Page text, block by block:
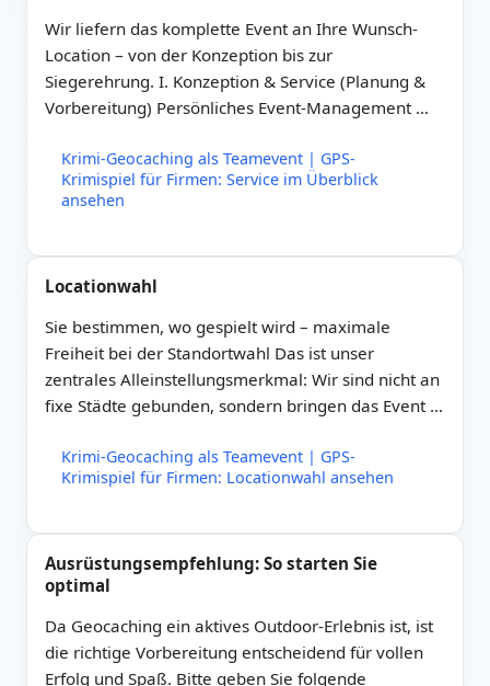
Wir liefern das komplette Event an Ihre Wunsch-
Location – von der Konzeption bis zur
Siegerehrung. I. Konzeption & Service (Planung &
Vorbereitung) Persönliches Event-Management …
Krimi-Geocaching als Teamevent | GPS-
Krimispiel für Firmen: Service im Überblick
ansehen
Locationwahl
Sie bestimmen, wo gespielt wird – maximale
Freiheit bei der Standortwahl Das ist unser
zentrales Alleinstellungsmerkmal: Wir sind nicht an
fixe Städte gebunden, sondern bringen das Event …
Krimi-Geocaching als Teamevent | GPS-
Krimispiel für Firmen: Locationwahl ansehen
Ausrüstungsempfehlung: So starten Sie
optimal
Da Geocaching ein aktives Outdoor-Erlebnis ist, ist
die richtige Vorbereitung entscheidend für vollen
Erfolg und Spaß. Bitte geben Sie folgende